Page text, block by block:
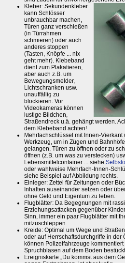
Kleber: Sekundenkleber
kann Schlösser
unbrauchbar machen,
Türen ganz verschießen
(in Türrahmen
schmieren) oder auch
anderes stoppen
(Tasten, Knöpfe ... nix
geht mehr). Klebeband
dient zum Plakatieren,
aber auch z.B. um
Bewegungsmelder,
Lichtschranken usw.
unauffällig zu
blockieren. Vor
Videokameras können
lustige Bildchen,
Straßendreck u.ä. gehängt werden.
dem Klebeband achten!
Mehrfachschlüssel mit Innen-
Werkzeug, um in Zügen und
gelangen, Türen zu öffnen oder zu
öffnen (z.B. um was zu verstecken)
Lebensmittelcontainer ... siehe
oder wahlweise Mehrfach-Innen-
siehe Beispiel auf Abbildung rechts.
Einleger: Zettel für Zeitungen oder
Inhalten auseinander setzen oder
ohne Geld und Eigentum zu leben.
Flugblätter: Da Begegnungen mit
Erziehungsattacken gegenüber
Sinn, immer ein paar Flugblätter mit
mitzuschleppen.
Kreide: Optimal um Wege und
oder auf Herrschaftsdurchgriffe in der
können Polizeifahrzeuge
Spruchblasen auf dem Boden
Ereigniskarte „Du kommst aus dem